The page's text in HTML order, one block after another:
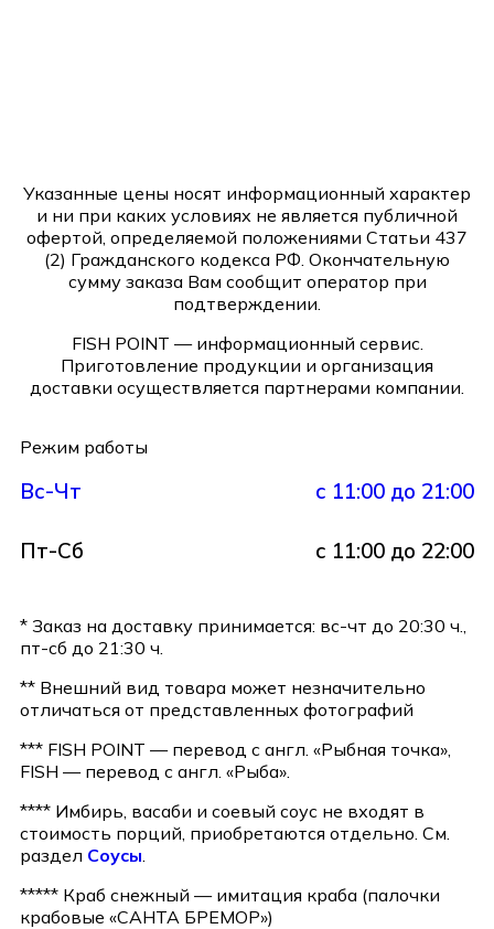
Указанные цены носят информационный характер
и ни при каких условиях не является публичной
офертой, определяемой положениями Статьи 437
(2) Гражданского кодекса РФ. Окончательную
сумму заказа Вам сообщит оператор при
подтверждении.
FISH POINT — информационный сервис.
Приготовление продукции и организация
доставки осуществляется партнерами компании.
Режим работы
Вс-Чт с 11:00 до 21:00
Пт-Сб с 11:00 до 22:00
* Заказ на доставку принимается: вс-чт до 20:30 ч.,
пт-сб до 21:30 ч.
** Внешний вид товара может незначительно
отличаться от представленных фотографий
*** FISH POINT — перевод с англ. «Рыбная точка»,
FISH — перевод с англ. «Рыба».
**** Имбирь, васаби и соевый соус не входят в
стоимость порций, приобретаются отдельно. См.
раздел Соусы
***** Краб снежный — имитация краба (палочки
крабовые «САНТА БРЕМОР»)